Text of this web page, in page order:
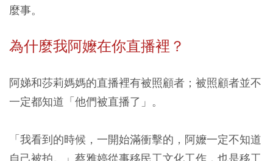
麼事。
為什麼我阿嬤在你直播裡？
阿娣和莎莉媽媽的直播裡有被照顧者；被照顧者並不
一定都知道「他們被直播了」。
「我看到的時候，一開始滿衝擊的，阿嬤一定不知道